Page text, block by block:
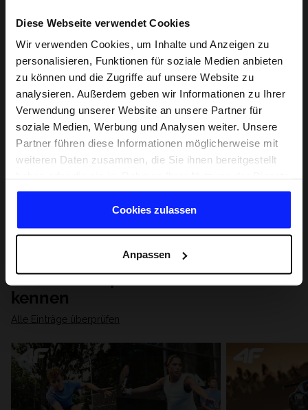
Diese Webseite verwendet Cookies
Wir verwenden Cookies, um Inhalte und Anzeigen zu
personalisieren, Funktionen für soziale Medien anbieten
zu können und die Zugriffe auf unsere Website zu
analysieren. Außerdem geben wir Informationen zu Ihrer
Verwendung unserer Website an unsere Partner für
soziale Medien, Werbung und Analysen weiter. Unsere
Partner führen diese Informationen möglicherweise mit
weiteren Daten zusammen, die Sie ihnen bereitgestellt
gesammelt haben.
Cookies zulassen
Anpassen
Lernen Sie Sport von Grund auf
kennen
Alle Einträge überprüfen